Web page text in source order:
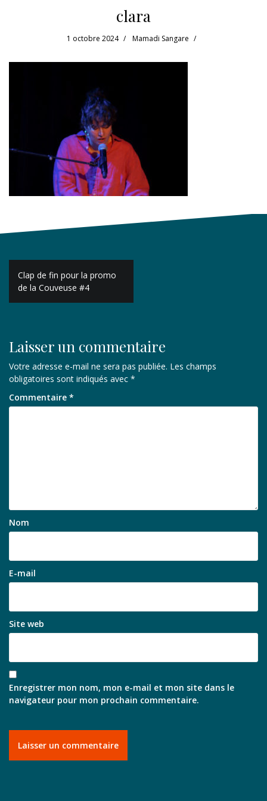
clara
1 octobre 2024 Mamadi Sangare
Navigation
de
l’article
Clap de fin pour la promo
de la Couveuse #4
Laisser un commentaire
Votre adresse e-mail ne sera pas publiée. Les champs
obligatoires sont indiqués avec *
Commentaire *
Nom
E-mail
Site web
Enregistrer mon nom, mon e-mail et mon site dans le
navigateur pour mon prochain commentaire.